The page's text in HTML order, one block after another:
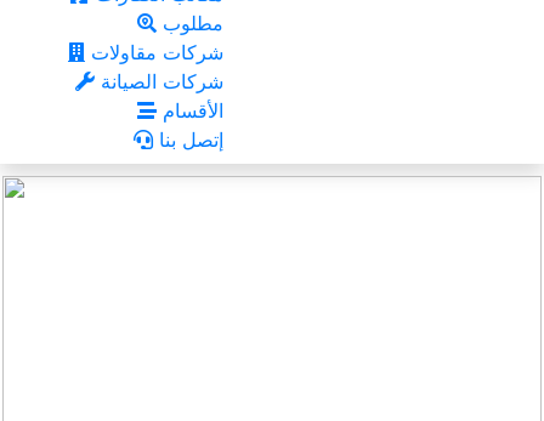
مطلوب
شركات مقاولات
شركات الصيانة
الأقسام
إتصل بنا